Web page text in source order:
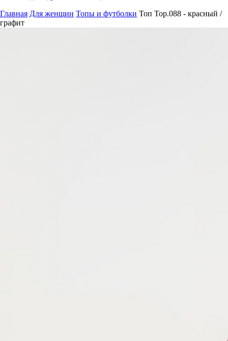
Главная Для женщин Топы и футболки Топ Top.088 - красный /
графит